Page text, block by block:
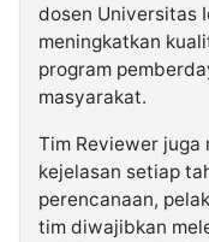
dosen Universitas
meningkatkan
program
masyarakat.
Tim Reviewer juga
kejelasan setiap
perencanaan,
tim diwajibkan